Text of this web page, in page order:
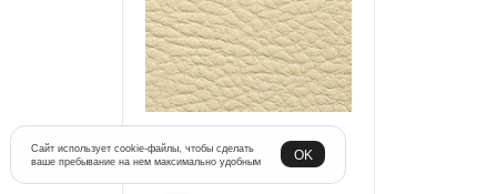
Сайт использует cookie-файлы, чтобы сделать
ваше пребывание на нем максимально удобным
OK